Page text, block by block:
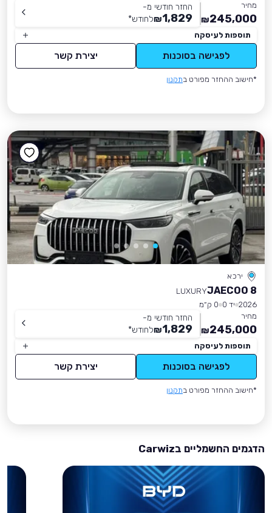
מחיר
245,000
₪
החזר חודשי מ-
1,829
₪לחודש*
תוספות לעיסקה
לפגישה בסוכנות יצירת קשר
*חישוב ההחזר מפורט בתקנון
ירכא
JAECOO 8
LUXURY
2026 יד 0
0 ק״מ
מחיר
245,000
₪
החזר חודשי מ-
1,829
₪לחודש*
תוספות לעיסקה
לפגישה בסוכנות יצירת קשר
*חישוב ההחזר מפורט בתקנון
הדגמים החשמליים בCarwiz